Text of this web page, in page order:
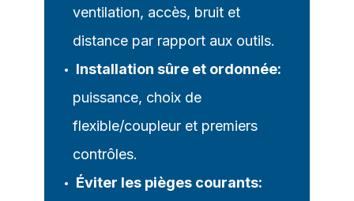
ventilation, accès, bruit et
distance par rapport aux outils.
Installation sûre et ordonnée:
puissance, choix de
flexible/coupleur et premiers
contrôles.
Éviter les pièges courants: